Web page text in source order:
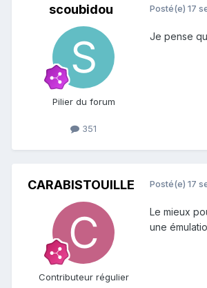
scoubidou
Pilier du forum
351
Posté(e) 17
Je pense
CARABISTOUILLE
Contributeur régulier
Posté(e) 17
Le mieux
une